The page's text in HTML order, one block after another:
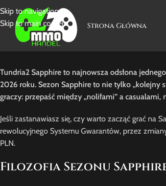
Skip to navigation
Skip to main content
Strona Główna
Tundria2 Sapphire to najnowsza odsłona
2026 roku. Sezon Sapphire to nie tylko „kolejny
graczy: przepaść między „nolifami” a
Jeśli zastanawiasz się, czy warto zacząć grać na
rewolucyjnego Systemu Gwarantów, przez
PLN.
Filozofia Sezonu